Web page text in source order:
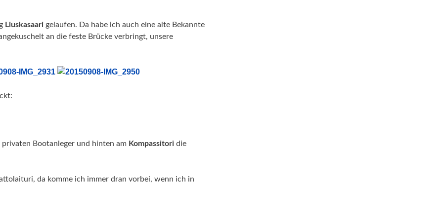
Liuskasaari gelaufen. Da habe ich auch eine alte Bekannte
an die feste Brücke verbringt, unsere
Bootanleger und hinten am Kompassitori die
da komme ich immer dran vorbei, wenn ich in